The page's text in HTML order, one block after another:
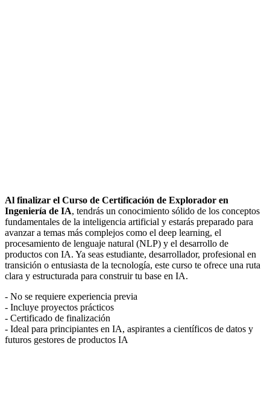
Al finalizar el Curso de Certificación de Explorador en
Ingeniería de IA, tendrás un conocimiento sólido de los conceptos
fundamentales de la inteligencia artificial y estarás preparado para
avanzar a temas más complejos como el deep learning, el
procesamiento de lenguaje natural (NLP) y el desarrollo de
productos con IA. Ya seas estudiante, desarrollador, profesional en
transición o entusiasta de la tecnología, este curso te ofrece una ruta
clara y estructurada para construir tu base en IA.
- No se requiere experiencia previa
- Incluye proyectos prácticos
- Certificado de finalización
- Ideal para principiantes en IA, aspirantes a científicos de datos y
futuros gestores de productos IA